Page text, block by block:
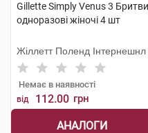
Gillette Simply Venus 3 Бритви
одноразові жіночі 4 шт
Жіллетт Поленд Інтернешнл
Немає в наявності
від 112.00 грн
АНАЛОГИ